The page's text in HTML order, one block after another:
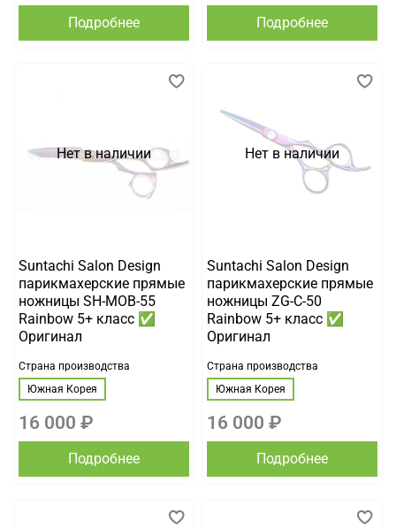
Подробнее Подробнее
Нет в наличии
Suntachi Salon Design
парикмахерские прямые
ножницы SH-MOB-55
Rainbow 5+ класс ✅
Оригинал
Страна производства
Южная Корея
16 000 ₽
Подробнее
Нет в наличии
Suntachi Salon Design
парикмахерские прямые
ножницы ZG-C-50
Rainbow 5+ класс ✅
Оригинал
Страна производства
Южная Корея
16 000 ₽
Подробнее